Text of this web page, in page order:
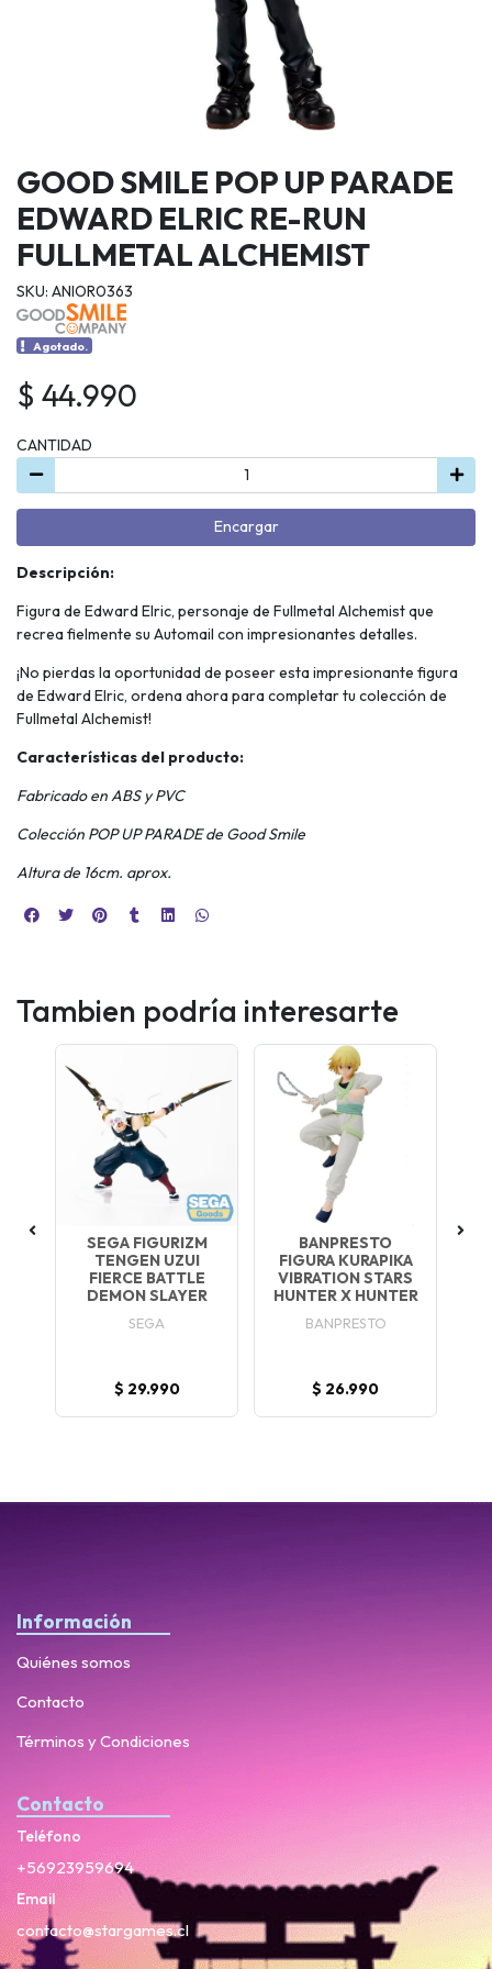
GOOD SMILE POP UP PARADE
EDWARD ELRIC RE-RUN
FULLMETAL ALCHEMIST
SKU: ANIOR0363
Agotado.
$ 44.990
CANTIDAD
Encargar
Descripción:
Figura de Edward Elric, personaje de Fullmetal Alchemist que
recrea fielmente su Automail con impresionantes detalles.
¡No pierdas la oportunidad de poseer esta impresionante figura
de Edward Elric, ordena ahora para completar tu colección de
Fullmetal Alchemist!
Características del producto:
Fabricado en ABS y PVC
Colección POP UP PARADE de Good Smile
Altura de 16cm. aprox.
Tambien podría interesarte
SEGA FIGURIZM
TENGEN UZUI
FIERCE BATTLE
DEMON SLAYER
SEGA
$ 29.990
BANPRESTO
FIGURA KURAPIKA
VIBRATION STARS
HUNTER X HUNTER
BANPRESTO
$ 26.990
Información
Quiénes somos
Contacto
Términos y Condiciones
Contacto
Teléfono
+56923959694
Email
contacto@stargames.cl